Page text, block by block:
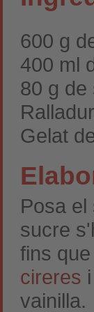
600 g
400 ml
80 g de
Gelat
Posa
sucre
fins
cireres
vainilla.